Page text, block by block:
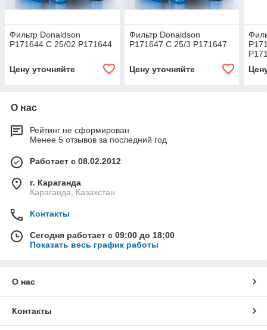
Фильтр Donaldson
P171644 C 25/02 P171644
Цену уточняйте
Фильтр Donaldson
P171647 C 25/3 P171647
Цену уточняйте
О нас
Рейтинг не сформирован
Менее 5 отзывов за последний год
Работает с 08.02.2012
г. Караганда
Караганда, Казахстан
Контакты
Сегодня работает с 09:00 до 18:00
Показать весь график работы
О нас
Контакты